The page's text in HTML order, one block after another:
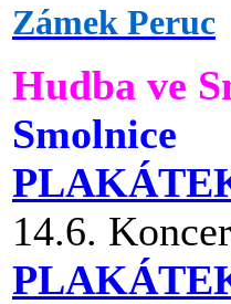
Zámek Peruc
Hudba ve
Smolnice
14.6.